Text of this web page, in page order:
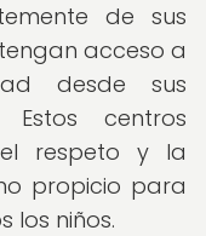
de sus
acceso a
desde sus
centros
respeto y la
propicio para
los niños.